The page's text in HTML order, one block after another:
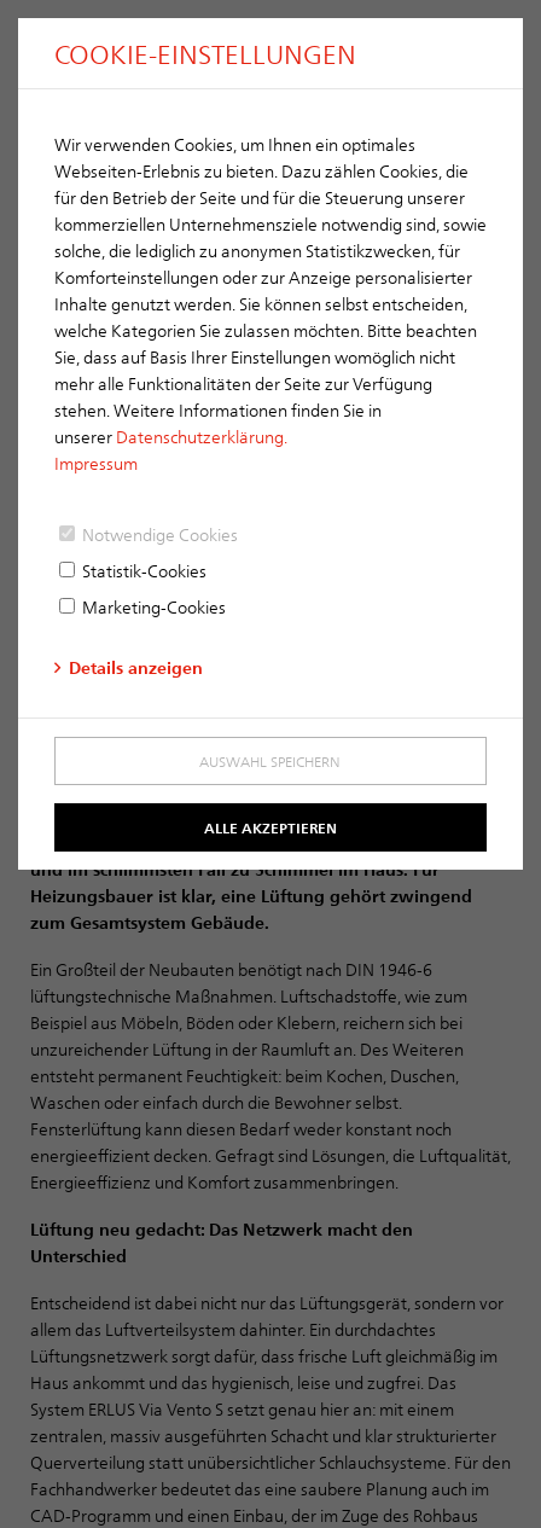
FACHBEITRAG
WIE EIN DURCHDACHTES LÜFTUNGSNETZWERK
FÜR SAUBERE ATEMLUFT SORGT
Von Jürgen Böhm, Vertriebsleitung Schornsteinsysteme und
Marketing
Ergoldsbach. Dichte Gebäudehüllen sind heute Standard
und gleichzeitig eine Herausforderung für die Luftqualität.
und im schlimmsten Fall zu Schimmel im Haus. Für
Heizungsbauer ist klar, eine Lüftung gehört zwingend
zum Gesamtsystem Gebäude.
Ein Großteil der Neubauten benötigt nach DIN 1946-6
lüftungstechnische Maßnahmen. Luftschadstoffe, wie zum
Beispiel aus Möbeln, Böden oder Klebern, reichern sich bei
unzureichender Lüftung in der Raumluft an. Des Weiteren
entsteht permanent Feuchtigkeit: beim Kochen, Duschen,
Waschen oder einfach durch die Bewohner selbst.
Fensterlüftung kann diesen Bedarf weder konstant noch
energieeffizient decken. Gefragt sind Lösungen, die Luftqualität,
Energieeffizienz und Komfort zusammenbringen.
Lüftung neu gedacht: Das Netzwerk macht den
Unterschied
Entscheidend ist dabei nicht nur das Lüftungsgerät, sondern vor
allem das Luftverteilsystem dahinter. Ein durchdachtes
Lüftungsnetzwerk sorgt dafür, dass frische Luft gleichmäßig im
Haus ankommt und das hygienisch, leise und zugfrei. Das
System ERLUS Via Vento S setzt genau hier an: mit einem
zentralen, massiv ausgeführten Schacht und klar strukturierter
Querverteilung statt unübersichtlicher Schlauchsysteme. Für den
Fachhandwerker bedeutet das eine saubere Planung auch im
CAD-Programm und einen Einbau, der im Zuge des Rohbaus
COOKIE-EINSTELLUNGEN
Wir verwenden Cookies, um Ihnen ein optimales
Webseiten-Erlebnis zu bieten. Dazu zählen Cookies, die
für den Betrieb der Seite und für die Steuerung unserer
kommerziellen Unternehmensziele notwendig sind, sowie
solche, die lediglich zu anonymen Statistikzwecken, für
Komforteinstellungen oder zur Anzeige personalisierter
Inhalte genutzt werden. Sie können selbst entscheiden,
welche Kategorien Sie zulassen möchten. Bitte beachten
Sie, dass auf Basis Ihrer Einstellungen womöglich nicht
mehr alle Funktionalitäten der Seite zur Verfügung
stehen. Weitere Informationen finden Sie in
unserer Datenschutzerklärung.
Impressum
Notwendige Cookies
Statistik-Cookies
Marketing-Cookies
Details anzeigen
AUSWAHL SPEICHERN
ALLE AKZEPTIEREN